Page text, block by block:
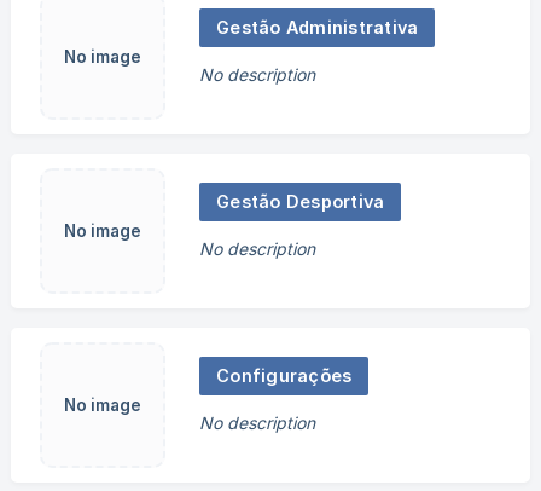
No image
Gestão Administrativa
No description
No image
Gestão Desportiva
No description
No image
Configurações
No description